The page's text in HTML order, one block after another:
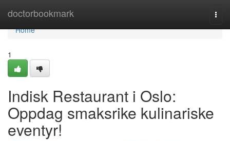
doctorbookmark
Home
Home
1
Indisk Restaurant i Oslo:
Oppdag smaksrike kulinariske
eventyr!